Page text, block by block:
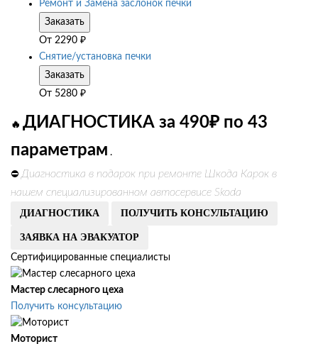
Ремонт и Замена заслонок печки
Заказать
От 2290 ₽
Снятие/установка печки
Заказать
От 5280 ₽
🔥 ДИАГНОСТИКА за 490₽ по 43
параметрам .
⛔ Диагностика в подарок при ремонте Шкода Карок в
нашем специализированном автосервисе Skoda
ДИАГНОСТИКА ПОЛУЧИТЬ КОНСУЛЬТАЦИЮ
ЗАЯВКА НА ЭВАКУАТОР
Сертифицированные специалисты
Мастер слесарного цеха
Получить консультацию
Моторист